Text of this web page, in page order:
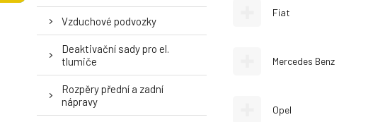
Vzduchové podvozky
Deaktivační sady pro el.
tlumiče
Rozpěry přední a zadní
nápravy
Fiat
Mercedes Benz
Opel